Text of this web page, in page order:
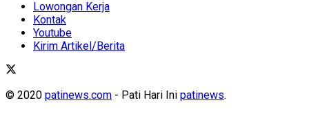
Lowongan Kerja
Kontak
Youtube
Kirim Artikel/Berita
© 2020 patinews.com - Pati Hari Ini patinews.